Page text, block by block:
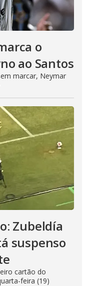
o
ao Santos
marcar, Neymar
Zubeldía
suspenso
cartão do
feira (19)